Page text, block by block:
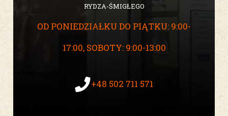
RYDZA-ŚMIGŁEGO
OD PONIEDZIAŁKU DO PIĄTKU: 9:00-
17:00, SOBOTY: 9:00-13:00
+48 502 711 571